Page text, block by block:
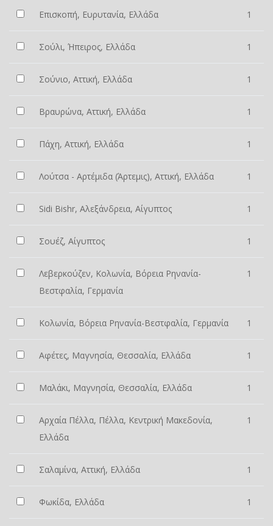
Επισκοπή, Ευρυτανία, Ελλάδα 1
Σούλι, Ήπειρος, Ελλάδα 1
Σούνιο, Αττική, Ελλάδα 1
Βραυρώνα, Αττική, Ελλάδα 1
Πάχη, Αττική, Ελλάδα 1
Λούτσα - Αρτέμιδα (Άρτεμις), Αττική, Ελλάδα 1
Sidi Bishr, Αλεξάνδρεια, Αίγυπτος 1
Σουέζ, Αίγυπτος 1
Λεβερκούζεν, Κολωνία, Βόρεια Ρηνανία-
Βεστφαλία, Γερμανία
1
Κολωνία, Βόρεια Ρηνανία-Βεστφαλία, Γερμανία 1
Αφέτες, Μαγνησία, Θεσσαλία, Ελλάδα 1
Μαλάκι, Μαγνησία, Θεσσαλία, Ελλάδα 1
Αρχαία Πέλλα, Πέλλα, Κεντρική Μακεδονία,
Ελλάδα
1
Σαλαμίνα, Αττική, Ελλάδα 1
Φωκίδα, Ελλάδα 1